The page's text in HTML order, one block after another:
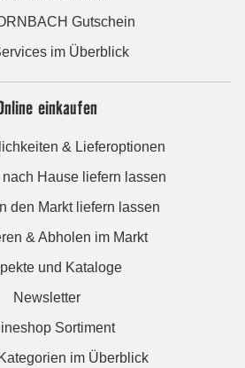
Gutschein
im Überblick
einkaufen
& Lieferoptionen
Hause liefern lassen
den Markt liefern lassen
& Abholen im Markt
und Kataloge
Newsletter
Sortiment
im Überblick